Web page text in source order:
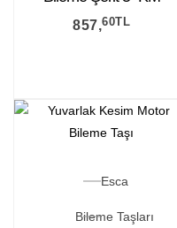
857,60TL
Esca
Bileme Taşları